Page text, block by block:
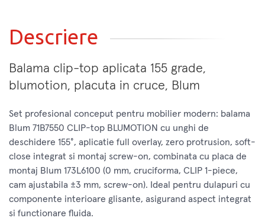
Descriere
Balama clip-top aplicata 155 grade,
blumotion, placuta in cruce, Blum
Set profesional conceput pentru mobilier modern: balama
Blum 71B7550 CLIP-top BLUMOTION cu unghi de
deschidere 155°, aplicatie full overlay, zero protrusion, soft-
close integrat si montaj screw-on, combinata cu placa de
montaj Blum 173L6100 (0 mm, cruciforma, CLIP 1-piece,
cam ajustabila ±3 mm, screw-on). Ideal pentru dulapuri cu
componente interioare glisante, asigurand aspect integrat
si functionare fluida.